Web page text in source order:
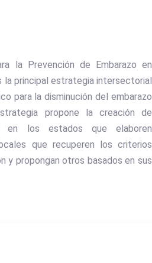
la Prevención de Embarazo en
la principal estrategia intersectorial
para la disminución del embarazo
propone la creación de
en los estados que elaboren
que recuperen los criterios
y propongan otros basados en sus